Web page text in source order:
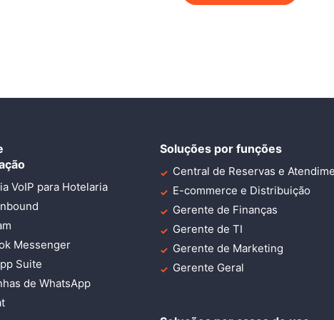
VoIP para Hotelaria
Messenger
Suite
de WhatsApp
Soluções por funções
Central de Reservas e
E-commerce e Distribuição
Gerente de Finanças
Gerente de TI
Gerente de Marketing
Gerente Geral